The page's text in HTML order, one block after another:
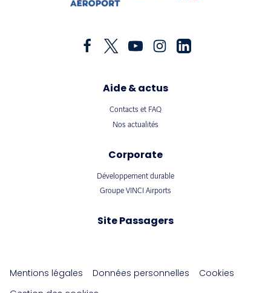
Aide & actus
Contacts et FAQ
Nos actualités
Corporate
Développement durable
Groupe VINCI Airports
Site Passagers
Mentions légales Données personnelles
Cookies